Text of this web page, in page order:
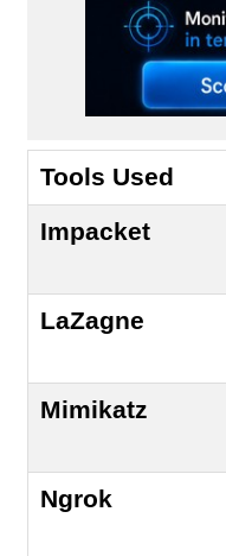
Tools Used
Impacket
LaZagne
Mimikatz
Ngrok